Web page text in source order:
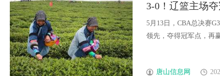
3-0！辽篮主场
出
5月13日，CBA总决赛
领先，夺得冠军点，再
唐山信息网